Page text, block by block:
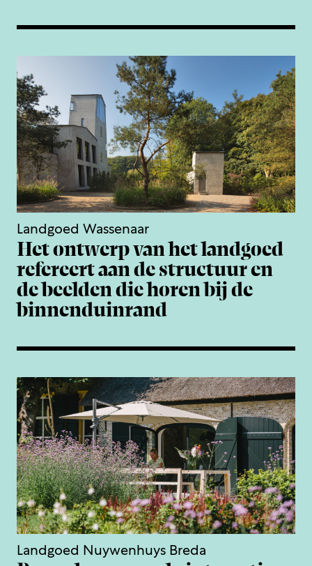
Landgoed Wassenaar
Het ontwerp van het landgoed
refereert aan de structuur en
de beelden die horen bij de
binnenduinrand
Landgoed Nuywenhuys Breda